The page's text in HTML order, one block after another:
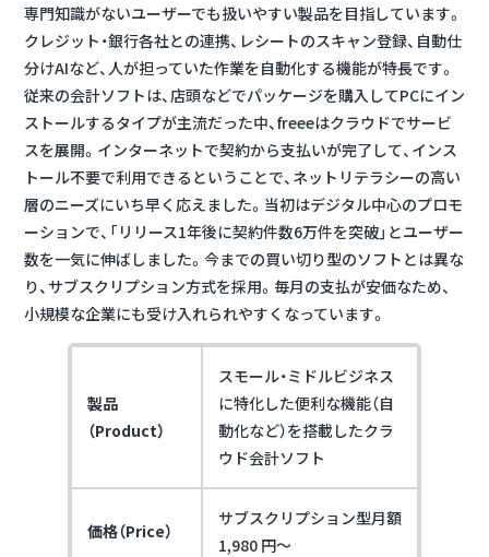
専門知識がないユーザーでも扱いやすい製品を目指しています。
クレジット・銀行各社との連携、レシートのスキャン登録、自動仕
分けAIなど、人が担っていた作業を自動化する機能が特長です。
従来の会計ソフトは、店頭などでパッケージを購入してPCにイン
ストールするタイプが主流だった中、freeeはクラウドでサービ
スを展開。インターネットで契約から支払いが完了して、インス
トール不要で利用できるということで、ネットリテラシーの高い
層のニーズにいち早く応えました。当初はデジタル中心のプロモ
ーションで、「リリース1年後に契約件数6万件を突破」とユーザー
数を一気に伸ばしました。今までの買い切り型のソフトとは異な
り、サブスクリプション方式を採用。毎月の支払が安価なため、
小規模な企業にも受け入れられやすくなっています。
製品
（Product）
スモール・ミドルビジネス
に特化した便利な機能（自
動化など）を搭載したクラ
ウド会計ソフト
価格（Price）
サブスクリプション型月額
1,980 円～